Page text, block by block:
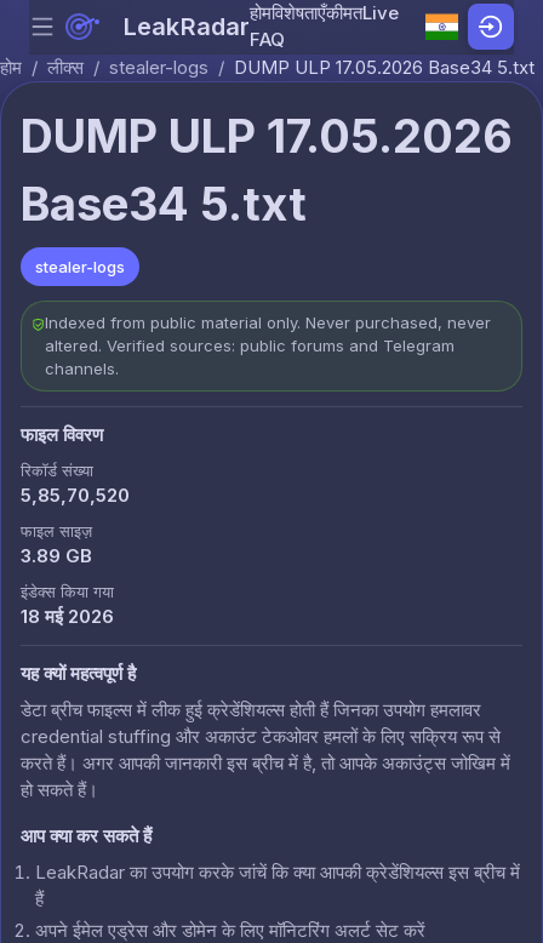
Skip to content
Menu LeakRadarहोमविशेषताएँकीमतLive
FAQ
होम / लीक्स / stealer-logs / DUMP ULP 17.05.2026 Base34 5.txt
DUMP ULP 17.05.2026
Base34 5.txt
stealer-logs
Indexed from public material only. Never purchased, never
altered. Verified sources: public forums and Telegram
channels.
फाइल विवरण
रिकॉर्ड संख्या
5,85,70,520
फाइल साइज़
3.89 GB
इंडेक्स किया गया
18 मई 2026
यह क्यों महत्वपूर्ण है
डेटा ब्रीच फाइल्स में लीक हुई क्रेडेंशियल्स होती हैं जिनका उपयोग हमलावर
credential stuffing और अकाउंट टेकओवर हमलों के लिए सक्रिय रूप से
करते हैं। अगर आपकी जानकारी इस ब्रीच में है, तो आपके अकाउंट्स जोखिम में
हो सकते हैं।
आप क्या कर सकते हैं
LeakRadar का उपयोग करके जांचें कि क्या आपकी क्रेडेंशियल्स इस ब्रीच में
हैं
अपने ईमेल एड्रेस और डोमेन के लिए मॉनिटरिंग अलर्ट सेट करें